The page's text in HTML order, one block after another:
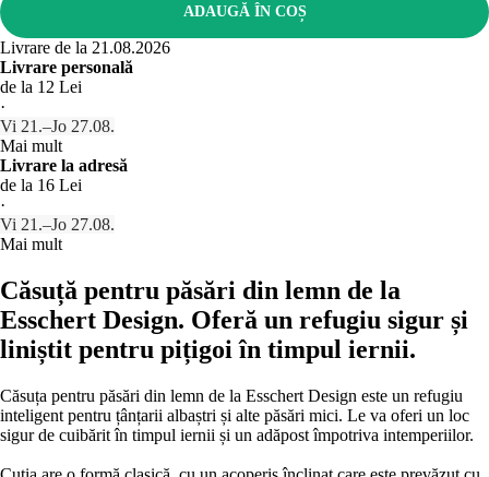
ADAUGĂ ÎN COȘ
Livrare de la 21.08.2026
Livrare personală
de la 12 Lei
·
Vi 21.–Jo 27.08.
Mai mult
Livrare la adresă
de la 16 Lei
·
Vi 21.–Jo 27.08.
Mai mult
Căsuță pentru păsări din lemn de la
Esschert Design. Oferă un refugiu sigur și
liniștit pentru pițigoi în timpul iernii.
Căsuța pentru păsări din lemn de la Esschert Design este un refugiu
inteligent pentru țânțarii albaștri și alte păsări mici. Le va oferi un loc
sigur de cuibărit în timpul iernii și un adăpost împotriva intemperiilor.